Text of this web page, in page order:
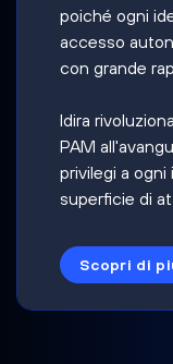
poiché ogni
accesso
con grande
Idira
PAM
privilegi a ogni
superficie di
Scopri di